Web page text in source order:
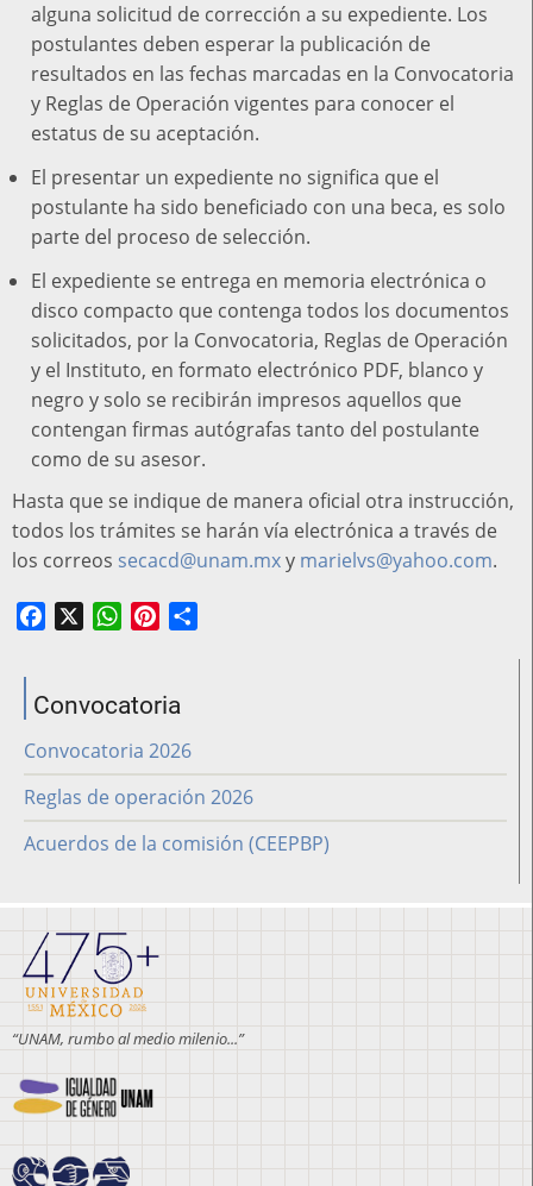
alguna solicitud de corrección a su expediente. Los
postulantes deben esperar la publicación de
resultados en las fechas marcadas en la Convocatoria
y Reglas de Operación vigentes para conocer el
estatus de su aceptación.
El presentar un expediente no significa que el
postulante ha sido beneficiado con una beca, es solo
parte del proceso de selección.
El expediente se entrega en memoria electrónica o
disco compacto que contenga todos los documentos
solicitados, por la Convocatoria, Reglas de Operación
y el Instituto, en formato electrónico PDF, blanco y
negro y solo se recibirán impresos aquellos que
contengan firmas autógrafas tanto del postulante
como de su asesor.
Hasta que se indique de manera oficial otra instrucción,
todos los trámites se harán vía electrónica a través de
los correos secacd@unam.mxy marielvs@yahoo.com.
Facebook WhatsAppPinterest
Convocatoria
Convocatoria 2026
Reglas de operación 2026
Acuerdos de la comisión (CEEPBP)
“UNAM, rumbo al medio milenio...”